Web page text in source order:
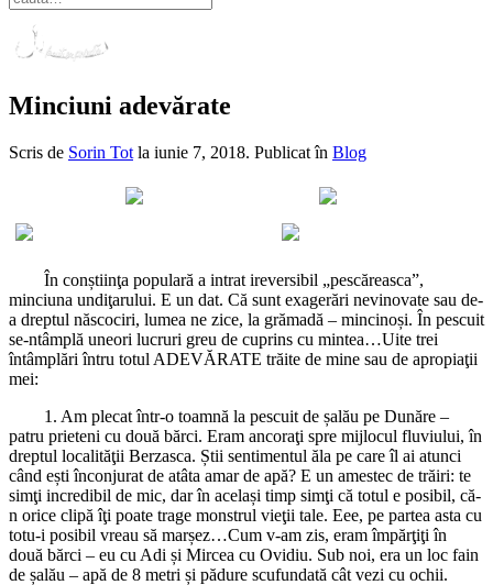
Minciuni adevărate
Scris de Sorin Tot la iunie 7, 2018. Publicat în Blog
În conștiinţa populară a intrat ireversibil „pescăreasca”,
minciuna undiţarului. E un dat. Că sunt exagerări nevinovate sau de-
a dreptul născociri, lumea ne zice, la grămadă – mincinoși. În pescuit
se-ntâmplă uneori lucruri greu de cuprins cu mintea…Uite trei
întâmplări întru totul ADEVĂRATE trăite de mine sau de apropiaţii
mei:
1. Am plecat într-o toamnă la pescuit de șalău pe Dunăre –
patru prieteni cu două bărci. Eram ancoraţi spre mijlocul fluviului, în
dreptul localităţii Berzasca. Știi sentimentul ăla pe care îl ai atunci
când ești înconjurat de atâta amar de apă? E un amestec de trăiri: te
simţi incredibil de mic, dar în același timp simţi că totul e posibil, că-
n orice clipă îţi poate trage monstrul vieţii tale. Eee, pe partea asta cu
totu-i posibil vreau să marșez…Cum v-am zis, eram împărţiţi în
două bărci – eu cu Adi și Mircea cu Ovidiu. Sub noi, era un loc fain
de șalău – apă de 8 metri și pădure scufundată cât vezi cu ochii.